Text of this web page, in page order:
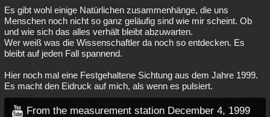
Es gibt wohl einige Natürlichen zusammenhänge, die uns
Menschen noch nicht so ganz geläufig sind wie mir scheint. Ob
und wie sich das alles verhält bleibt abzuwarten.
Wer weiß was die Wissenschaftler da noch so entdecken. Es
bleibt auf jeden Fall spannend.
Hier noch mal eine Festgehaltene Sichtung aus dem Jahre 1999.
Es macht den Eidruck auf mich, als wenn es pulsiert.
From the measurement station December 4, 1999